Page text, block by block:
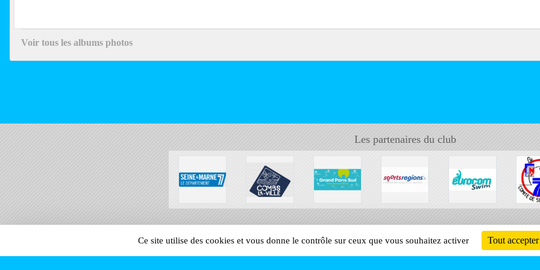
Voir tous les albums photos
Les partenaires du club
REGIONSCe site utilise des cookies et vous donne le contrôle sur ceux que vous souhaitez activer Tout accepter